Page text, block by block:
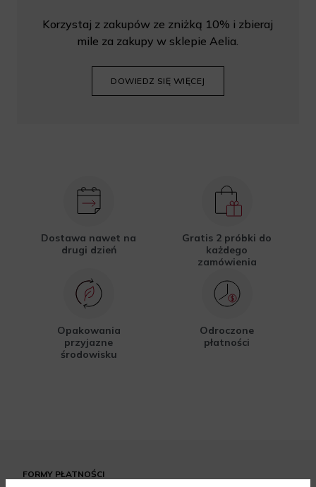
Korzystaj z zakupów ze zniżką 10% i zbieraj
mile za zakupy w sklepie Aelia.
DOWIEDZ SIĘ WIĘCEJ
Dostawa nawet na
drugi dzień
Gratis 2 próbki do
każdego
zamówienia
Opakowania
przyjazne
środowisku
Odroczone
płatności
FORMY PŁATNOŚCI